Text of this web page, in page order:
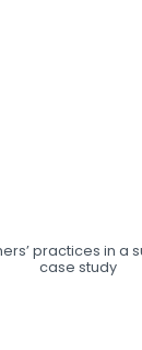
practices in a
case study